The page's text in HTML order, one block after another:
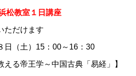
松教室１日講座
ただけます
（土）15：00～16：30
る帝王学～中国古典「易経」】